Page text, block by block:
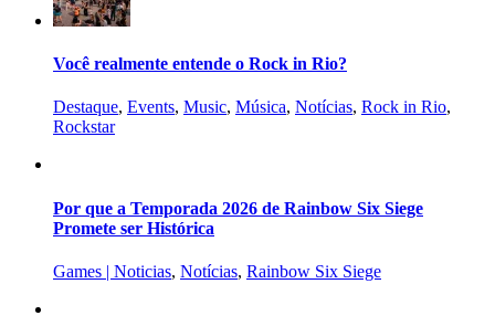
Você realmente entende o Rock in Rio?
Destaque, Events, Music, Música, Notícias, Rock in Rio,
Rockstar
Por que a Temporada 2026 de Rainbow Six Siege
Promete ser Histórica
Games | Noticias, Notícias, Rainbow Six Siege